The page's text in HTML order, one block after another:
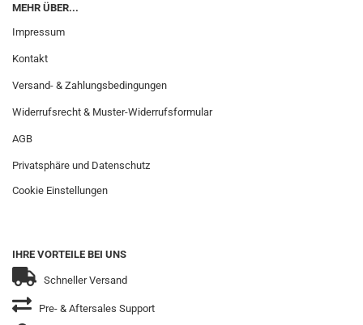
MEHR ÜBER...
Impressum
Kontakt
Versand- & Zahlungsbedingungen
Widerrufsrecht & Muster-Widerrufsformular
AGB
Privatsphäre und Datenschutz
Cookie Einstellungen
IHRE VORTEILE BEI UNS
Schneller Versand
Pre- & Aftersales Support